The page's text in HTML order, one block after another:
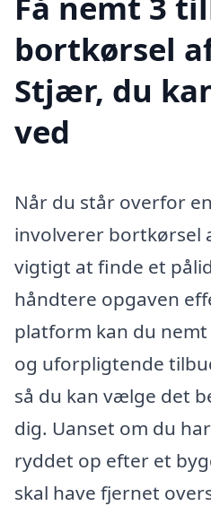
bortkørsel
Stjær, du
ved
Når du står overfor
involverer bortkørsel
vigtigt at finde et
håndtere opgaven
platform kan du
og uforpligtende
så du kan vælge det
dig. Uanset om du
ryddet op efter et
skal have fjernet